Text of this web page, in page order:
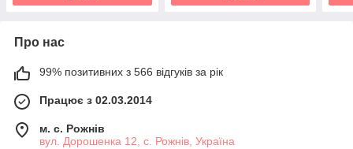
Про нас
99% позитивних з 566 відгуків за рік
Працює з 02.03.2014
м. с. Рожнів
вул. Дорошенка 12, с. Рожнів, Україна